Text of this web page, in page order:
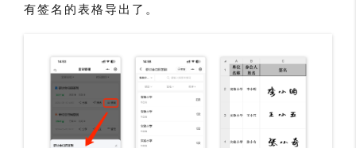
有签名的表格导出了。